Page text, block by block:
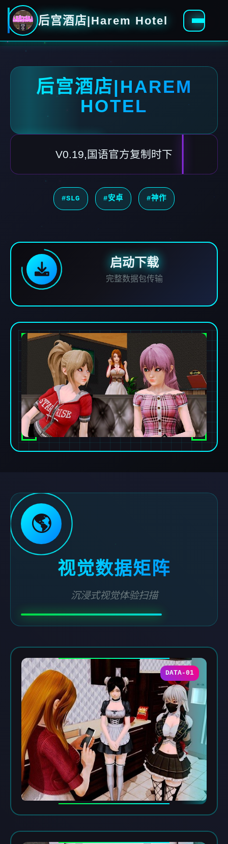
后宫酒店|Harem Hotel
后宫酒店|HAREM
HOTEL
V0.19,国语官方复制时下
#SLG #安卓 #神作
启动下载
完整数据包传输
🌎
视觉数据矩阵
沉浸式视觉体验扫描
DATA-01